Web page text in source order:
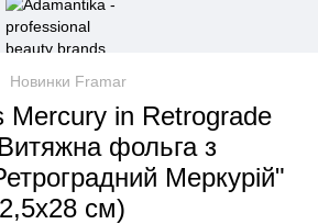
Новинки Framar
Mercury in Retrograde
фольга з
Меркурій"
см)